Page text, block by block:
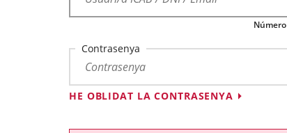
Contrasenya
HE OBLIDAT LA CONTRASENYA